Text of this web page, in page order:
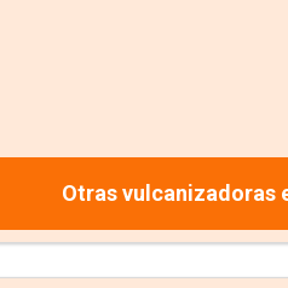
Otras vulcanizadoras